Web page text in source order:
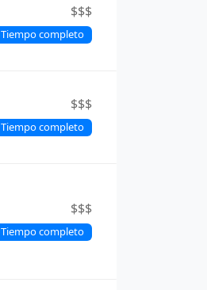
$$$
Tiempo completo
$$$
Tiempo completo
$$$
Tiempo completo